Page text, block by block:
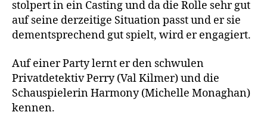
stolpert in ein Casting und da die Rolle sehr gut
auf seine derzeitige Situation passt und er sie
dementsprechend gut spielt, wird er engagiert.
Auf einer Party lernt er den schwulen
Privatdetektiv Perry (Val Kilmer) und die
Schauspielerin Harmony (Michelle Monaghan)
kennen.